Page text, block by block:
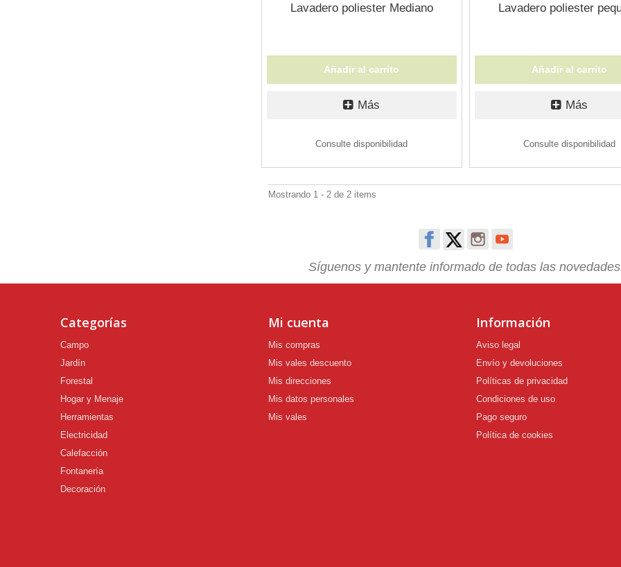
Lavadero poliester Mediano
Añadir al carrito
Más
Consulte disponibilidad
Lavadero poliester
Añadir al carrito
Más
Consulte disponibilidad
Mostrando 1 - 2 de 2 items
Síguenos y mantente informado de todas las
Categorías
Campo
Jardín
Forestal
Hogar y Menaje
Herramientas
Electricidad
Calefacción
Fontanería
Decoración
Mi cuenta
Mis compras
Mis vales descuento
Mis direcciones
Mis datos personales
Mis vales
Información
Aviso legal
Envío y devoluciones
Políticas de privacidad
Condiciones de uso
Pago seguro
Política de cookies